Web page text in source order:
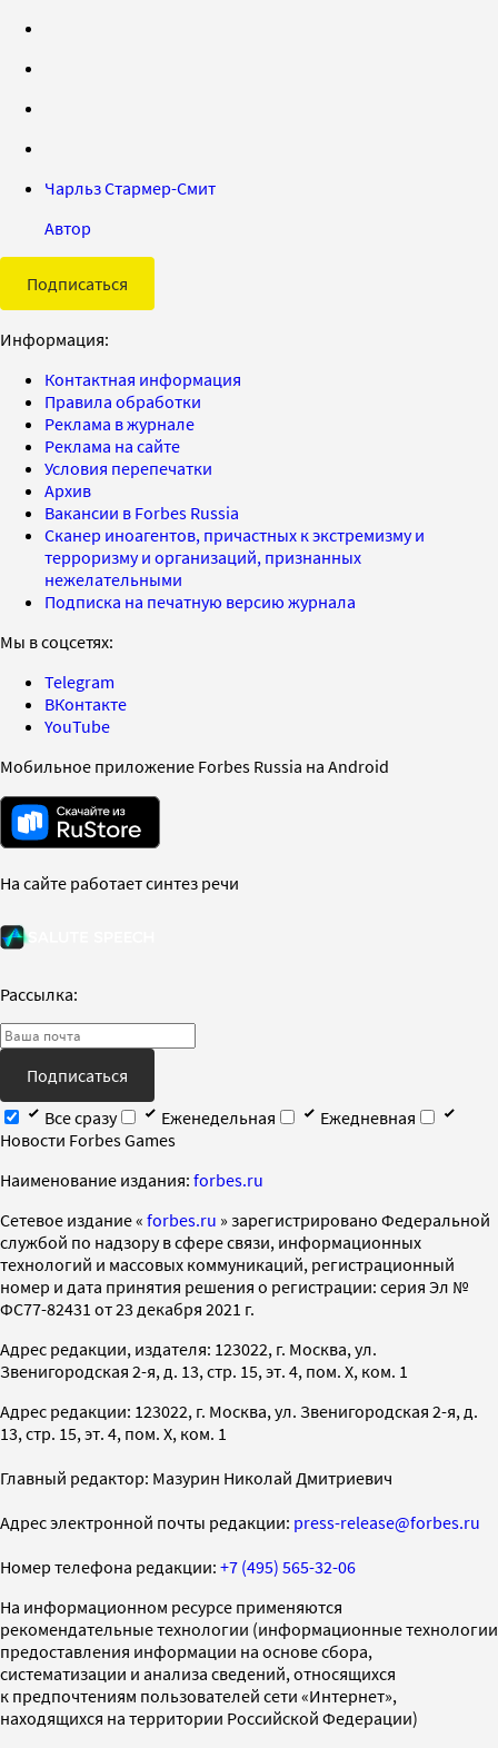
Чарльз Стармер-Смит
Автор
Подписаться
Информация:
Контактная информация
Правила обработки
Реклама в журнале
Реклама на сайте
Условия перепечатки
Архив
Вакансии в Forbes Russia
Сканер иноагентов, причастных к экстремизму и
терроризму и организаций, признанных
нежелательными
Подписка на печатную версию журнала
Мы в соцсетях:
Telegram
ВКонтакте
YouTube
Мобильное приложение Forbes Russia на Android
На сайте работает синтез речи
Рассылка:
Подписаться
Все сразу
Еженедельная
Ежедневная
Новости Forbes Games
Наименование издания: forbes.ru
Cетевое издание « forbes.ru » зарегистрировано Федеральной
службой по надзору в сфере связи, информационных
технологий и массовых коммуникаций, регистрационный
номер и дата принятия решения о регистрации: серия Эл №
ФС77-82431 от 23 декабря 2021 г.
Адрес редакции, издателя: 123022, г. Москва, ул.
Звенигородская 2-я, д. 13, стр. 15, эт. 4, пом. X, ком. 1
Адрес редакции: 123022, г. Москва, ул. Звенигородская 2-я, д.
13, стр. 15, эт. 4, пом. X, ком. 1
Главный редактор: Мазурин Николай Дмитриевич
Адрес электронной почты редакции: press-release@forbes.ru
Номер телефона редакции: +7 (495) 565-32-06
На информационном ресурсе применяются
рекомендательные технологии (информационные технологии
предоставления информации на основе сбора,
систематизации и анализа сведений, относящихся
к предпочтениям пользователей сети «Интернет»,
находящихся на территории Российской Федерации)